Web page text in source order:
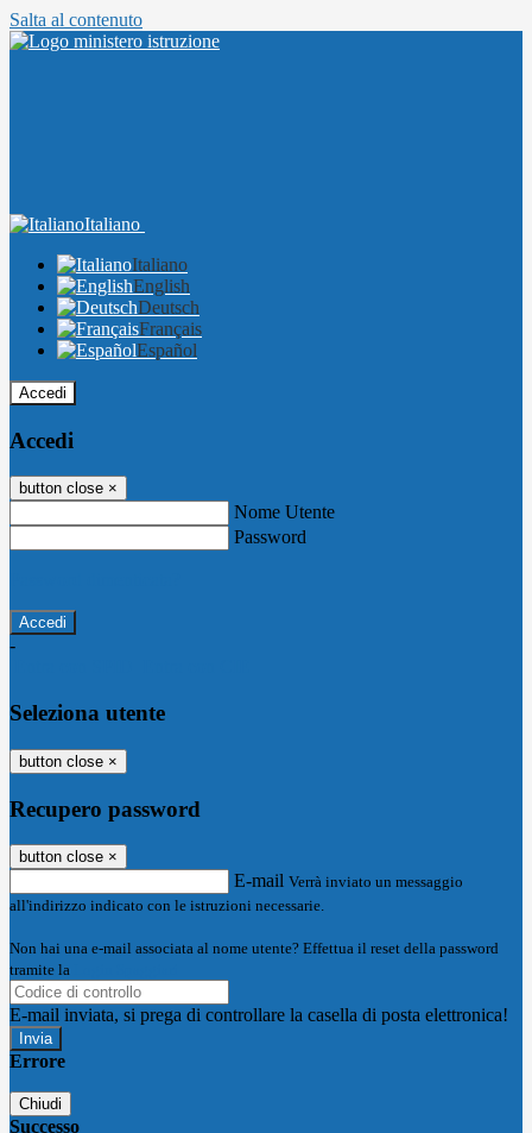
Salta al contenuto
Italiano
Italiano
English
Deutsch
Français
Español
Accedi
Accedi
button close ×
Nome Utente
Password
-
Seleziona utente
button close ×
Recupero password
button close ×
E-mail Verrà inviato un messaggio
all'indirizzo indicato con le istruzioni necessarie.
Non hai una e-mail associata al nome utente? Effettua il reset della password
tramite la
E-mail inviata, si prega di controllare la casella di posta elettronica!
Errore
Chiudi
Successo